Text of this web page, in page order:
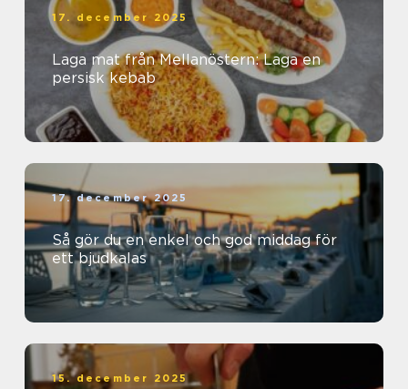
17. december 2025
Laga mat från Mellanöstern: Laga en
persisk kebab
17. december 2025
Så gör du en enkel och god middag för
ett bjudkalas
15. december 2025